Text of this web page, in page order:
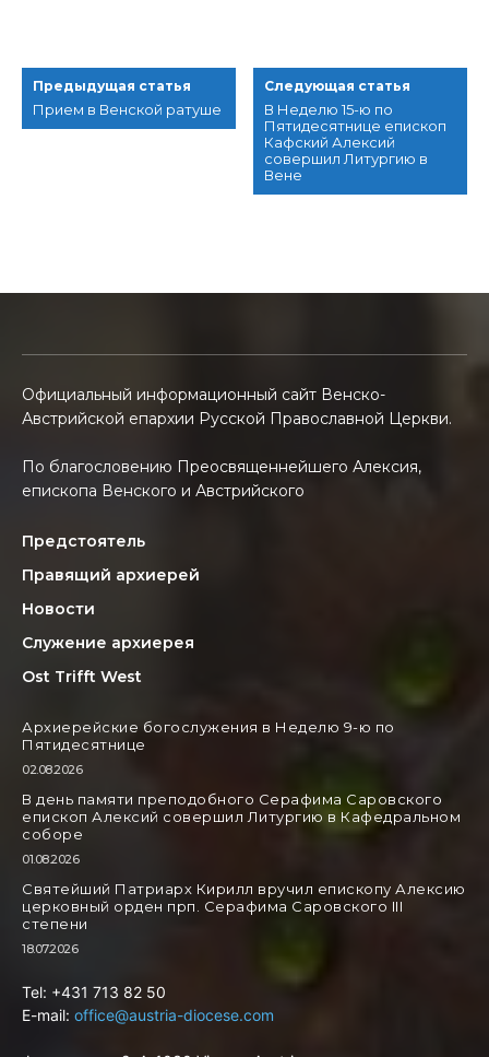
Предыдущая статья
Прием в Венской ратуше
Следующая статья
В Неделю 15-ю по
Пятидесятнице епископ
Кафский Алексий
совершил Литургию в
Вене
Официальный информационный сайт Венско-
Австрийской епархии Русской Православной Церкви.
По благословению Преосвященнейшего Алексия,
епископа Венского и Австрийского
Предстоятель
Правящий архиерей
Новости
Служение архиерея
Ost Trifft West
Архиерейские богослужения в Неделю 9-ю по
Пятидесятнице
02.08.2026
В день памяти преподобного Серафима Саровского
епископ Алексий совершил Литургию в Кафедральном
соборе
01.08.2026
Святейший Патриарх Кирилл вручил епископу Алексию
церковный орден прп. Серафима Саровского III
степени
18.07.2026
Tel: +431 713 82 50
E-mail: office@austria-diocese.com